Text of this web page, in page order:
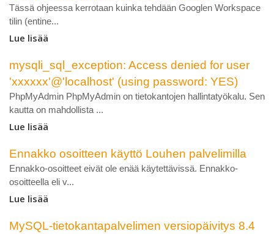
Tässä ohjeessa kerrotaan kuinka tehdään Googlen Workspace
tilin (entine...
Lue lisää
mysqli_sql_exception: Access denied for user
'xxxxxx'@'localhost' (using password: YES)
PhpMyAdmin PhpMyAdmin on tietokantojen hallintatyökalu. Sen
kautta on mahdollista ...
Lue lisää
Ennakko osoitteen käyttö Louhen palvelimilla
Ennakko-osoitteet eivät ole enää käytettävissä. Ennakko-
osoitteella eli v...
Lue lisää
MySQL-tietokantapalvelimen versiopäivitys 8.4